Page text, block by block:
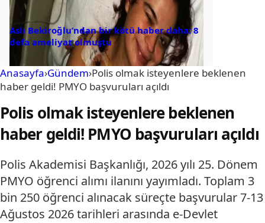
Aslı Bekiroğlu’ndan bir kötü haber daha: 8
defa ameliyat olmuştu
Anasayfa›Gündem›Polis olmak isteyenlere beklenen
haber geldi! PMYO başvuruları açıldı
Polis olmak isteyenlere beklenen
haber geldi! PMYO başvuruları açıldı
Polis Akademisi Başkanlığı, 2026 yılı 25. Dönem
PMYO öğrenci alımı ilanını yayımladı. Toplam 3
bin 250 öğrenci alınacak süreçte başvurular 7-13
Ağustos 2026 tarihleri arasında e-Devlet